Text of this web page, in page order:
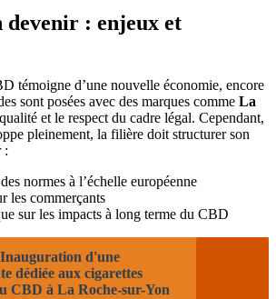
devenir : enjeux et
témoigne d’une nouvelle économie, encore
sont posées avec des marques comme La
et le respect du cadre légal. Cependant,
pleinement, la filière doit structurer son
:
normes à l’échelle européenne
les commerçants
sur les impacts à long terme du CBD
Inauguration d'une
dédiée aux cigarettes
CBD à La Roche-sur-Yon